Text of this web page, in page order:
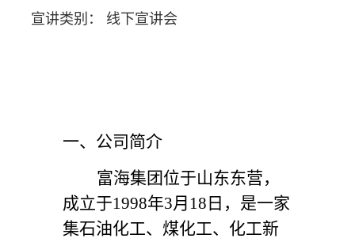
宣讲类别： 线下宣讲会
一、公司简介
富海集团位于山东东营，
成立于1998年3月18日，是一家
集石油化工、煤化工、化工新